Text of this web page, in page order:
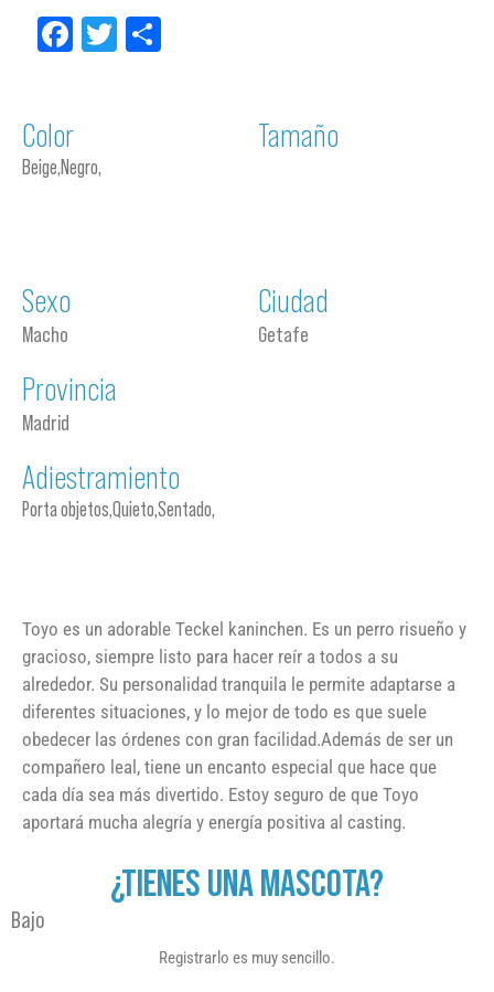
Facebook
Twitter
Color
Beige,Negro,
Tamaño
Sexo
Macho
Ciudad
Getafe
Provincia
Madrid
Adiestramiento
Porta objetos,Quieto,Sentado,
Toyo es un adorable Teckel kaninchen. Es un perro risueño y
gracioso, siempre listo para hacer reír a todos a su
alrededor. Su personalidad tranquila le permite adaptarse a
diferentes situaciones, y lo mejor de todo es que suele
obedecer las órdenes con gran facilidad.Además de ser un
compañero leal, tiene un encanto especial que hace que
cada día sea más divertido. Estoy seguro de que Toyo
aportará mucha alegría y energía positiva al casting.
¿TIENES UNA MASCOTA?
Bajo
Registrarlo es muy sencillo.